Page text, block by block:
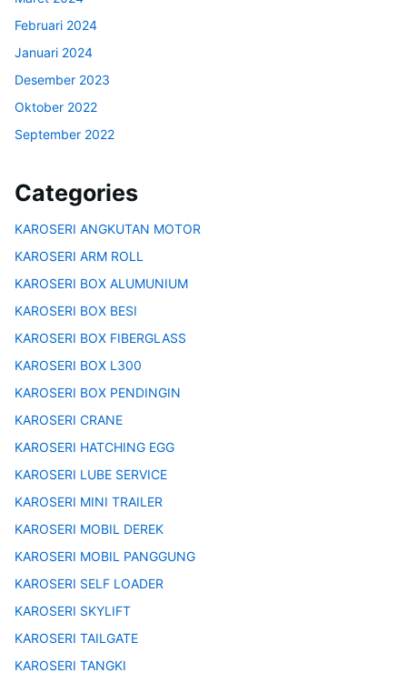
Februari 2024
Januari 2024
Desember 2023
Oktober 2022
September 2022
Categories
KAROSERI ANGKUTAN MOTOR
KAROSERI ARM ROLL
KAROSERI BOX ALUMUNIUM
KAROSERI BOX BESI
KAROSERI BOX FIBERGLASS
KAROSERI BOX L300
KAROSERI BOX PENDINGIN
KAROSERI CRANE
KAROSERI HATCHING EGG
KAROSERI LUBE SERVICE
KAROSERI MINI TRAILER
KAROSERI MOBIL DEREK
KAROSERI MOBIL PANGGUNG
KAROSERI SELF LOADER
KAROSERI SKYLIFT
KAROSERI TAILGATE
KAROSERI TANGKI